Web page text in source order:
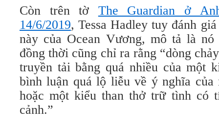
Còn trên tờ The Guardian ở
14/6/2019, Tessa Hadley tuy đánh
này của Ocean Vương, mô tả là nó
đồng thời cũng chỉ ra rằng “dòng
truyền tải bằng quá nhiều của một
bình luận quá lộ liễu về ý nghĩa của
hoặc một kiểu than thở trữ tình có
cảnh.”